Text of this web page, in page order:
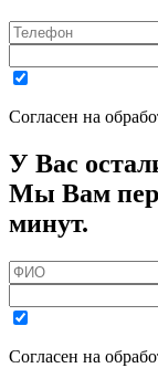
Согласен на
У Вас
Мы Вам
минут.
Согласен на